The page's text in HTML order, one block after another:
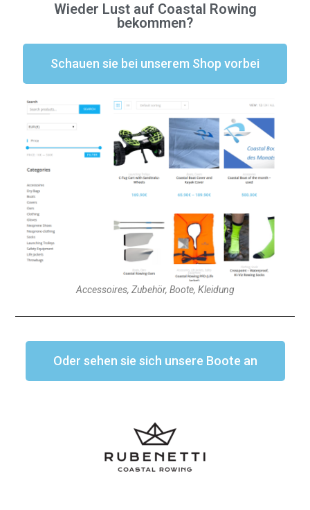
Wieder Lust auf Coastal Rowing
bekommen?
Schauen sie bei unserem Shop vorbei
Accessoires, Zubehör, Boote, Kleidung
Oder sehen sie sich unsere Boote an